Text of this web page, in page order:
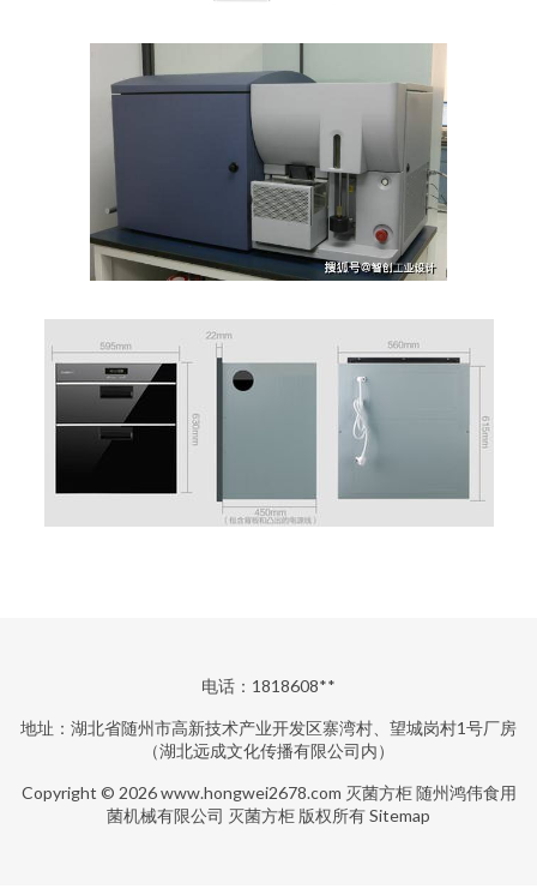
电话：1818608**
地址：湖北省随州市高新技术产业开发区寨湾村、望城岗村1号厂房
（湖北远成文化传播有限公司内）
Copyright © 2026www.hongwei2678.com 灭菌方柜 随州鸿伟食用
菌机械有限公司 灭菌方柜 版权所有Sitemap